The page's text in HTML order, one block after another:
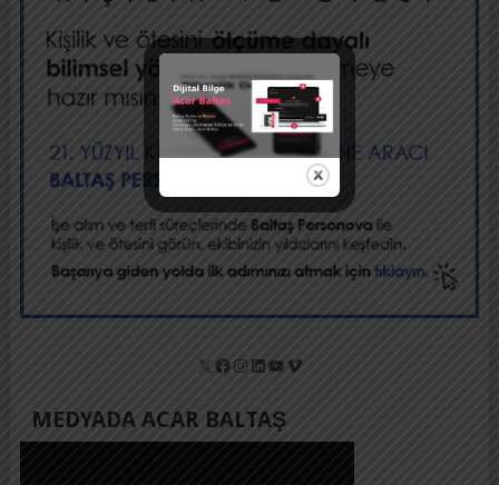
X Facebook
Instagram
LinkedIn
YouTube
Vimeo
MEDYADA ACAR BALTAŞ